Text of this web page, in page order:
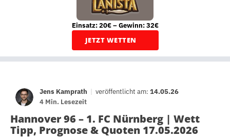
Einsatz: 20€ – Gewinn: 32€
JETZT WETTEN
Jens Kamprath | veröffentlicht am: 14.05.26
4 Min. Lesezeit
Hannover 96 – 1. FC Nürnberg | Wett
Tipp, Prognose & Quoten 17.05.2026